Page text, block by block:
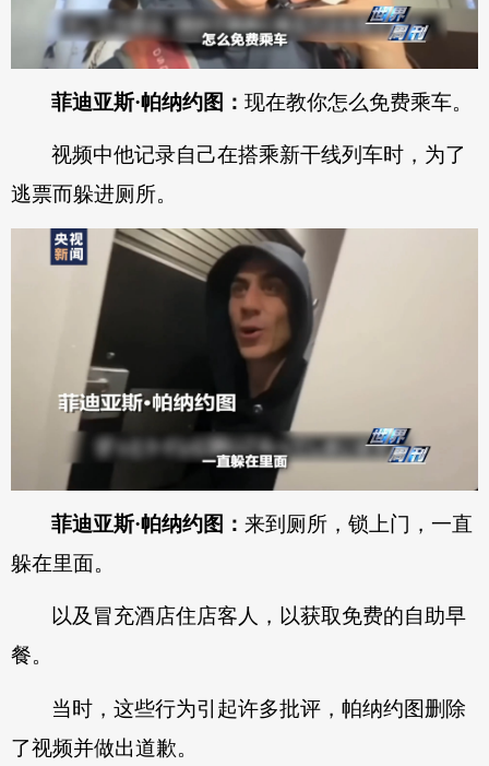
菲迪亚斯·帕纳约图：现在教你怎么免费乘车。
视频中他记录自己在搭乘新干线列车时，为了
逃票而躲进厕所。
菲迪亚斯·帕纳约图：来到厕所，锁上门，一直
躲在里面。
以及冒充酒店住店客人，以获取免费的自助早
餐。
当时，这些行为引起许多批评，帕纳约图删除
了视频并做出道歉。